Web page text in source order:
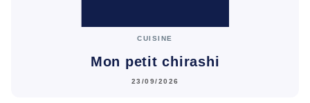
CUISINE
Mon petit chirashi
23/09/2026